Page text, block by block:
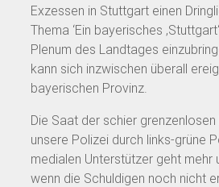
Exzessen in Stuttgart einen
Thema ‘Ein bayerisches
Plenum des Landtages
kann sich inzwischen überall
bayerischen Provinz.
Die Saat der schier
unsere Polizei durch links-grüne
medialen Unterstützer geht mehr
wenn die Schuldigen noch nicht